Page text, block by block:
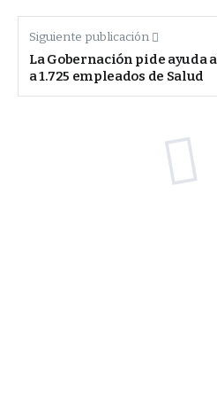
Siguiente publicación
La Gobernación pide ayuda
a 1.725 empleados de Salud